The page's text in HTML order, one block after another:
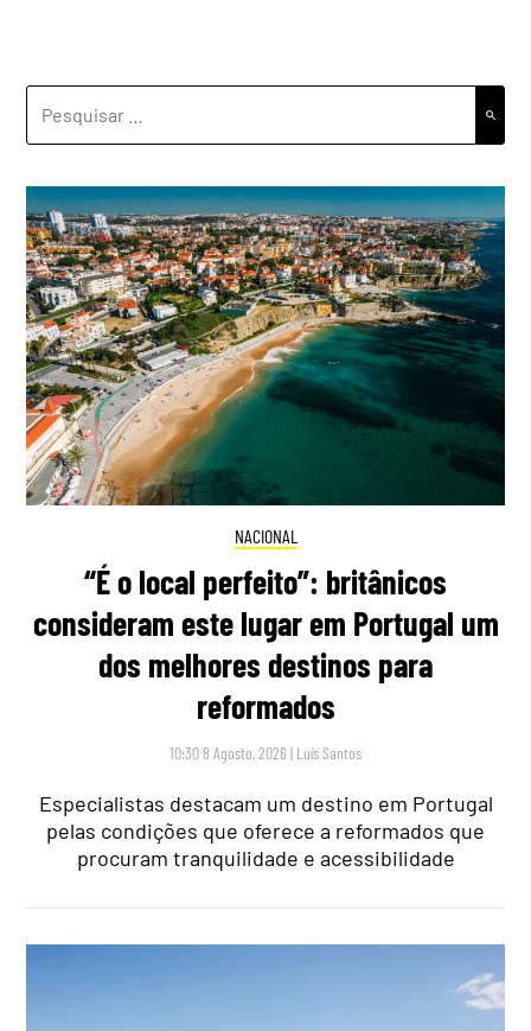
POR:
NACIONAL
“É o local perfeito”: britânicos
consideram este lugar em Portugal um
dos melhores destinos para
reformados
10:30 8 Agosto, 2026 | Luís Santos
Especialistas destacam um destino em Portugal
pelas condições que oferece a reformados que
procuram tranquilidade e acessibilidade